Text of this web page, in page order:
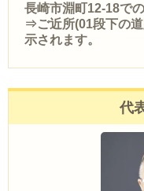
長崎市淵町12-18で
⇒ご近所(01段下の
示されます。
代